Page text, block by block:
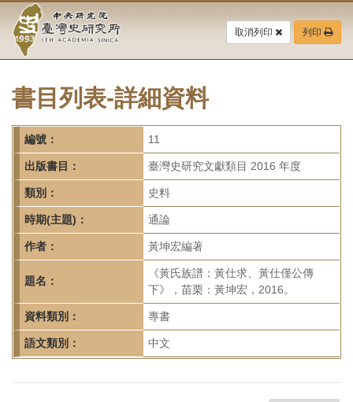
要
中
央
研
究
院-
臺
灣
史
研
究
所-
首
頁
取消列印 列印
書目列表-詳細資料
編號： 11
出版書目： 臺灣史研究文獻類目 2016 年度
類別： 史料
時期(主題)： 通論
作者： 黃坤宏編著
題名：
《黃氏族譜：黃仕求、黃仕僅公傳
下》，苗栗：黃坤宏，2016。
資料類別： 專書
語文類別： 中文